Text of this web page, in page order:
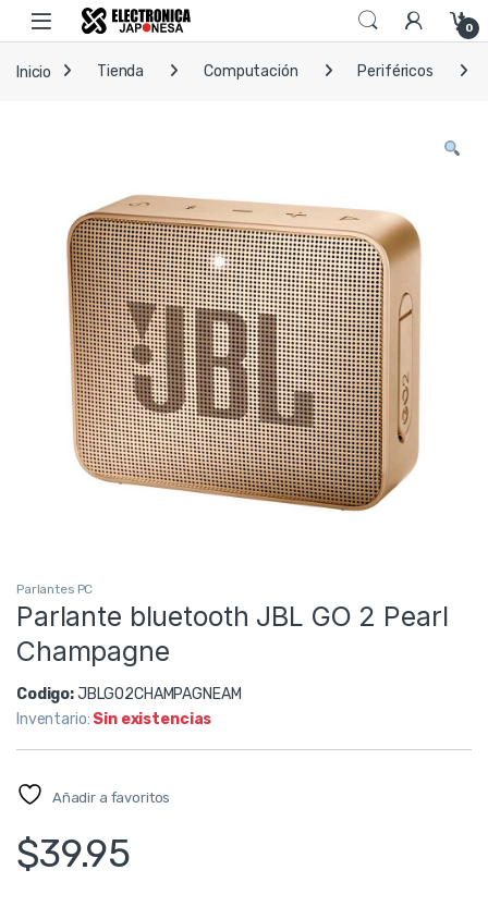
Skip to navigation
Skip to content
Open 0
Inicio Tienda Computación Periféricos
Parlantes PC
Parlante bluetooth JBL GO 2 Pearl
Champagne
Codigo:JBLGO2CHAMPAGNEAM
Inventario: Sin existencias
Añadir a favoritos
$39.95